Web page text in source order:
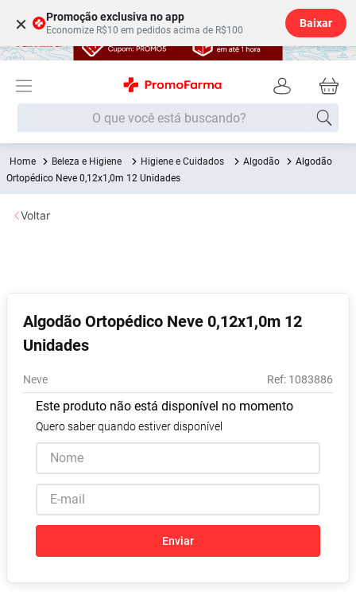
× Promoção exclusiva no app
Economize R$10 em pedidos acima de R$100
Baixar
O que você está buscando?
Beleza e Higiene Higiene e Cuidados Algodão
Algodão
Ortopédico Neve 0,12x1,0m 12 Unidades
Algodão Ortopédico Neve 0,12x1,0m 12
Unidades
Neve : 1083886
Este produto não está disponível no momento
Quero saber quando estiver disponível
Enviar
Voltar
Termos mais buscados
1º Fralda
2
6º Shampoo
7º Desodorante
9º Vitamina D
10º Lavitan